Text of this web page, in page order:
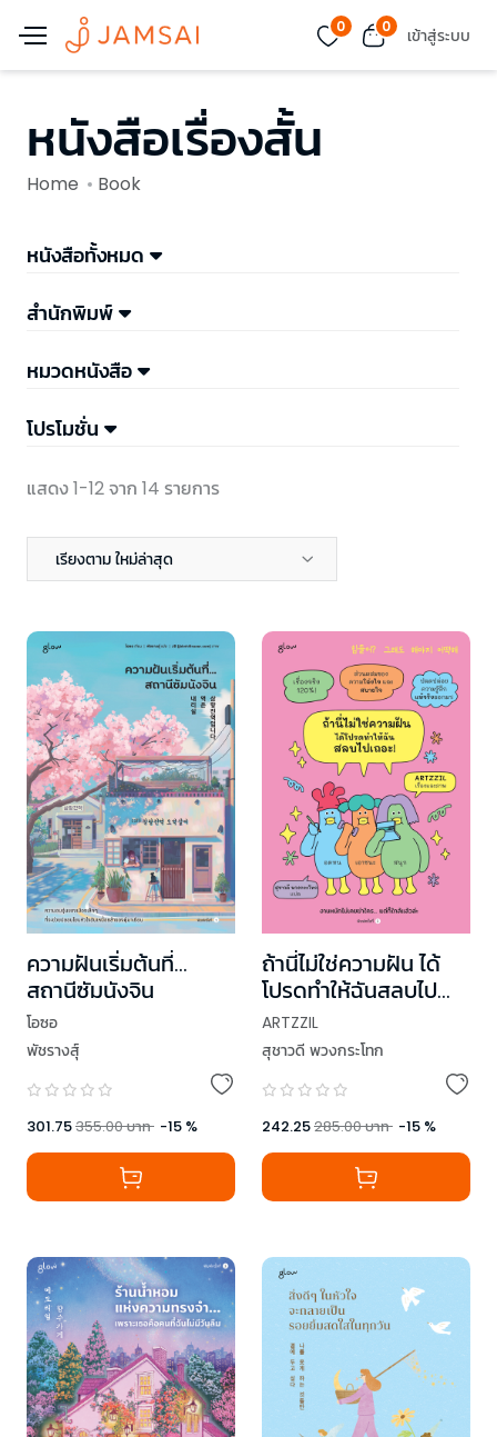
0 0 เข้าสู่ระบบ
หนังสือเรื่องสั้น
Home Book
หนังสือทั้งหมด
สำนักพิมพ์
หมวดหนังสือ
โปรโมชั่น
แสดง 1-12 จาก 14 รายการ
เรียงตาม ใหม่ล่าสุด
ความฝันเริ่มต้นที่…
สถานีซัมนังจิน
โอซอ
พัชรางสุ์
301.75355.00บาท -15 %
ถ้านี่ไม่ใช่ความฝัน ได้
โปรดทำให้ฉันสลบไป
เถอะ!
ARTZZIL
สุชาวดี พวงกระโทก
242.25285.00บาท -15 %